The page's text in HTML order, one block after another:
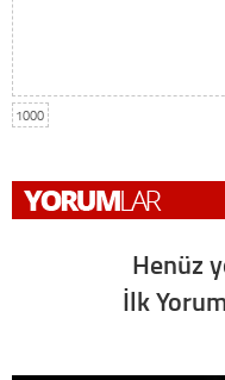
1000
Henüz
İlk